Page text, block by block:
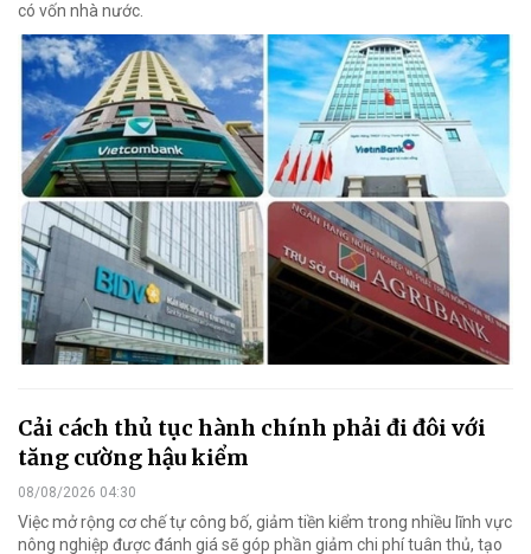
có vốn nhà nước.
Cải cách thủ tục hành chính phải đi đôi với
tăng cường hậu kiểm
08/08/2026 04:30
Việc mở rộng cơ chế tự công bố, giảm tiền kiểm trong nhiều lĩnh vực
nông nghiệp được đánh giá sẽ góp phần giảm chi phí tuân thủ, tạo